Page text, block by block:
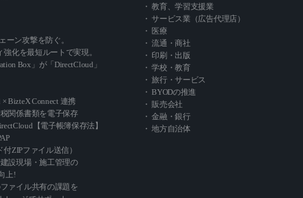
ーン攻撃を防ぐ。
化を最短ルートで実現。
Box」が「DirectCloud」
× BizteX Connect 連携
税関係書類を電子保存
【電子帳簿保存法】
ZIPファイル送信）
建設現場・施工管理の
上!
ファイル共有の課題を
・ 教育、学習支援業
・ サービス業（広告代理店）
・ 医療
・ 流通・商社
・ 印刷・出版
・ 学校・教育
・ 旅行・サービス
・ BYODの推進
・ 販売会社
・ 金融・銀行
・ 地方自治体